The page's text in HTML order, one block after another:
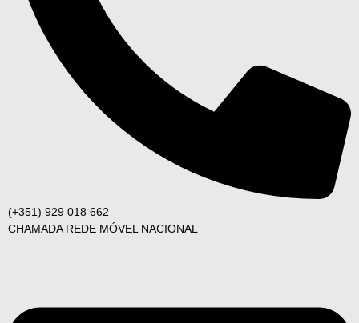
(+351) 929 018 662
CHAMADA REDE MÓVEL NACIONAL